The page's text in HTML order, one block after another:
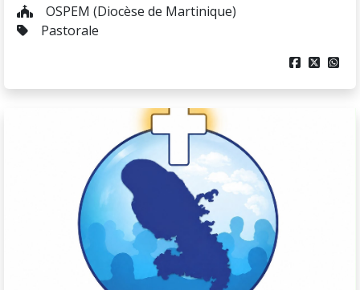
OSPEM (Diocèse de Martinique)
Pastorale
  